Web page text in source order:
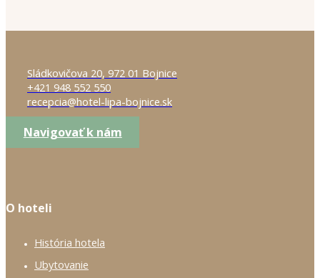
Sládkovičova 20, 972 01 Bojnice
+421 948 552 550
recepcia@hotel-lipa-bojnice.sk
Navigovať k nám
O hoteli
História hotela
Ubytovanie